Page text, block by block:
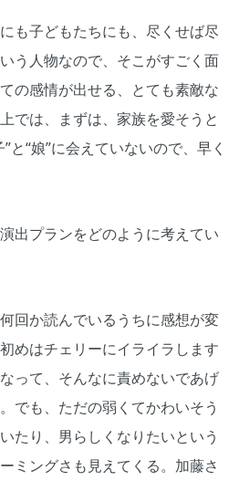
も子どもたちにも、尽くせば尽
う人物なので、そこがすごく面
の感情が出せる、とても素敵な
では、まずは、家族を愛そうと
と“娘”に会えていないので、早く
プランをどのように考えてい
回か読んでいるうちに感想が変
めはチェリーにイライラします
って、そんなに責めないであげ
でも、ただの弱くてかわいそう
たり、男らしくなりたいという
ミングさも見えてくる。加藤さ